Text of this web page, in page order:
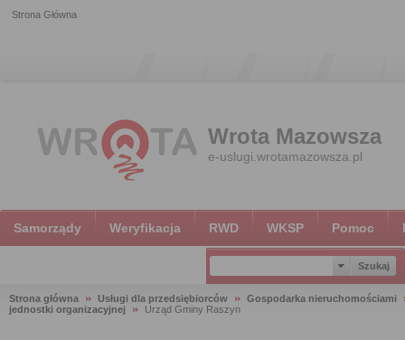
Strona Główna
Wrota Mazowsza
e-uslugi.wrotamazowsza.pl
Samorządy Weryfikacja RWD WKSP Pomoc
Strona główna Usługi dla przedsiębiorców
Gospodarka nieruchomościami
jednostki organizacyjnej
Urząd Gminy Raszyn